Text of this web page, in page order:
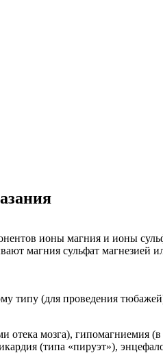
ионы магния и ионы
магния сульфат магнезией
типу (для проведения
отека мозга), гипомагниемия
(типа «пируэт»),